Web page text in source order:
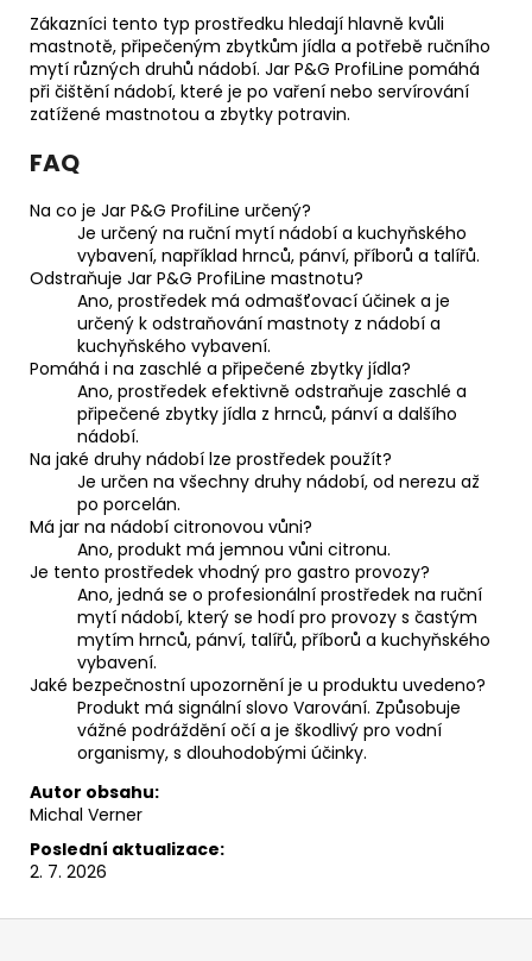
Zákazníci tento typ prostředku hledají hlavně kvůli
mastnotě, připečeným zbytkům jídla a potřebě ručního
mytí různých druhů nádobí. Jar P&G ProfiLine pomáhá
při čištění nádobí, které je po vaření nebo servírování
zatížené mastnotou a zbytky potravin.
FAQ
Na co je Jar P&G ProfiLine určený?
Je určený na ruční mytí nádobí a kuchyňského
vybavení, například hrnců, pánví, příborů a talířů.
Odstraňuje Jar P&G ProfiLine mastnotu?
Ano, prostředek má odmašťovací účinek a je
určený k odstraňování mastnoty z nádobí a
kuchyňského vybavení.
Pomáhá i na zaschlé a připečené zbytky jídla?
Ano, prostředek efektivně odstraňuje zaschlé a
připečené zbytky jídla z hrnců, pánví a dalšího
nádobí.
Na jaké druhy nádobí lze prostředek použít?
Je určen na všechny druhy nádobí, od nerezu až
po porcelán.
Má jar na nádobí citronovou vůni?
Ano, produkt má jemnou vůni citronu.
Je tento prostředek vhodný pro gastro provozy?
Ano, jedná se o profesionální prostředek na ruční
mytí nádobí, který se hodí pro provozy s častým
mytím hrnců, pánví, talířů, příborů a kuchyňského
vybavení.
Jaké bezpečnostní upozornění je u produktu uvedeno?
Produkt má signální slovo Varování. Způsobuje
vážné podráždění očí a je škodlivý pro vodní
organismy, s dlouhodobými účinky.
Autor obsahu:
Michal Verner
Poslední aktualizace:
2. 7. 2026